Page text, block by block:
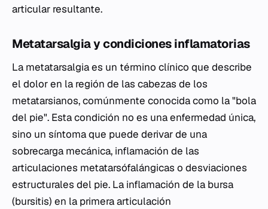
articular resultante.
Metatarsalgia y condiciones inflamatorias
La metatarsalgia es un término clínico que describe
el dolor en la región de las cabezas de los
metatarsianos, comúnmente conocida como la "bola
del pie". Esta condición no es una enfermedad única,
sino un síntoma que puede derivar de una
sobrecarga mecánica, inflamación de las
articulaciones metatarsófalángicas o desviaciones
estructurales del pie. La inflamación de la bursa
(bursitis) en la primera articulación